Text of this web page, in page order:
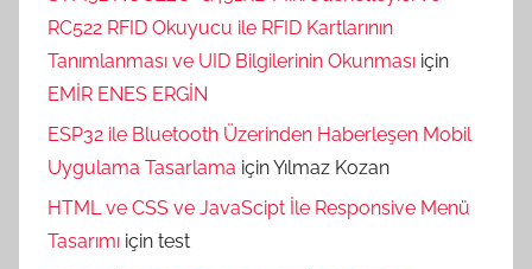
RC522 RFID Okuyucu ile RFID Kartlarının
Tanımlanması ve UID Bilgilerinin Okunması için
EMİR ENES ERGİN
ESP32 ile Bluetooth Üzerinden Haberleşen Mobil
Uygulama Tasarlama içinYılmaz Kozan
HTML ve CSS ve JavaScipt İle Responsive Menü
Tasarımı için test